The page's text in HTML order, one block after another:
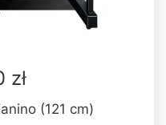
zł
(121 cm)